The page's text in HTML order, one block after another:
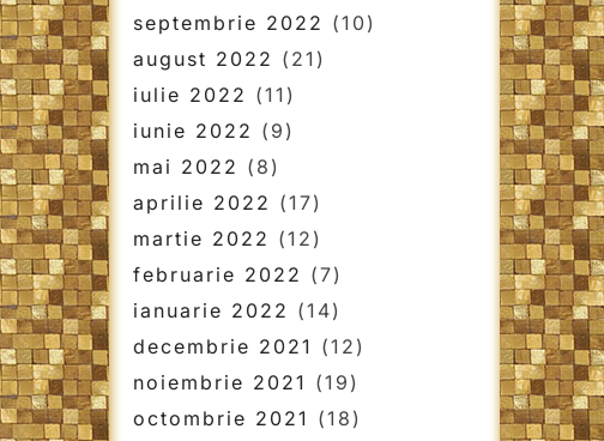
septembrie 2022 (10)
august 2022 (21)
iulie 2022 (11)
iunie 2022 (9)
mai 2022 (8)
aprilie 2022 (17)
martie 2022 (12)
februarie 2022 (7)
ianuarie 2022 (14)
decembrie 2021 (12)
noiembrie 2021 (19)
octombrie 2021 (18)